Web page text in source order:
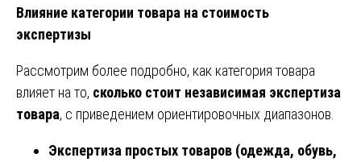
Влияние категории товара на стоимость
экспертизы
Рассмотрим более подробно, как категория товара
влияет на то, сколько стоит независимая экспертиза
товара, с приведением ориентировочных диапазонов.
Экспертиза простых товаров (одежда, обувь,